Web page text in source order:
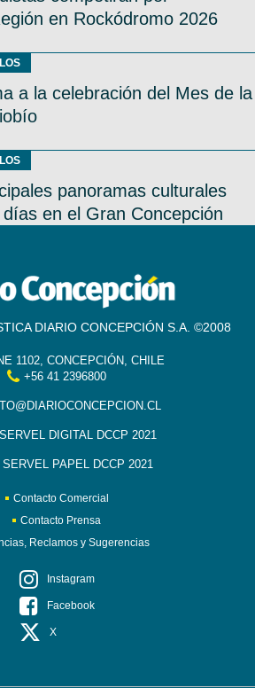
en Rockódromo 2026
a la celebración del Mes de la
panoramas culturales
en el Gran Concepción
DIARIO CONCEPCIÓN S.A. ©2008
1102, CONCEPCIÓN, CHILE
+56 41 2396800
DIGITAL DCCP 2021
SERVEL PAPEL DCCP 2021
Contacto Comercial
Contacto Prensa
Reclamos y Sugerencias
Instagram
Facebook
X